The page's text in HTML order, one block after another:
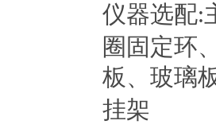
仪器选配:
圈固定环
板、玻璃
挂架